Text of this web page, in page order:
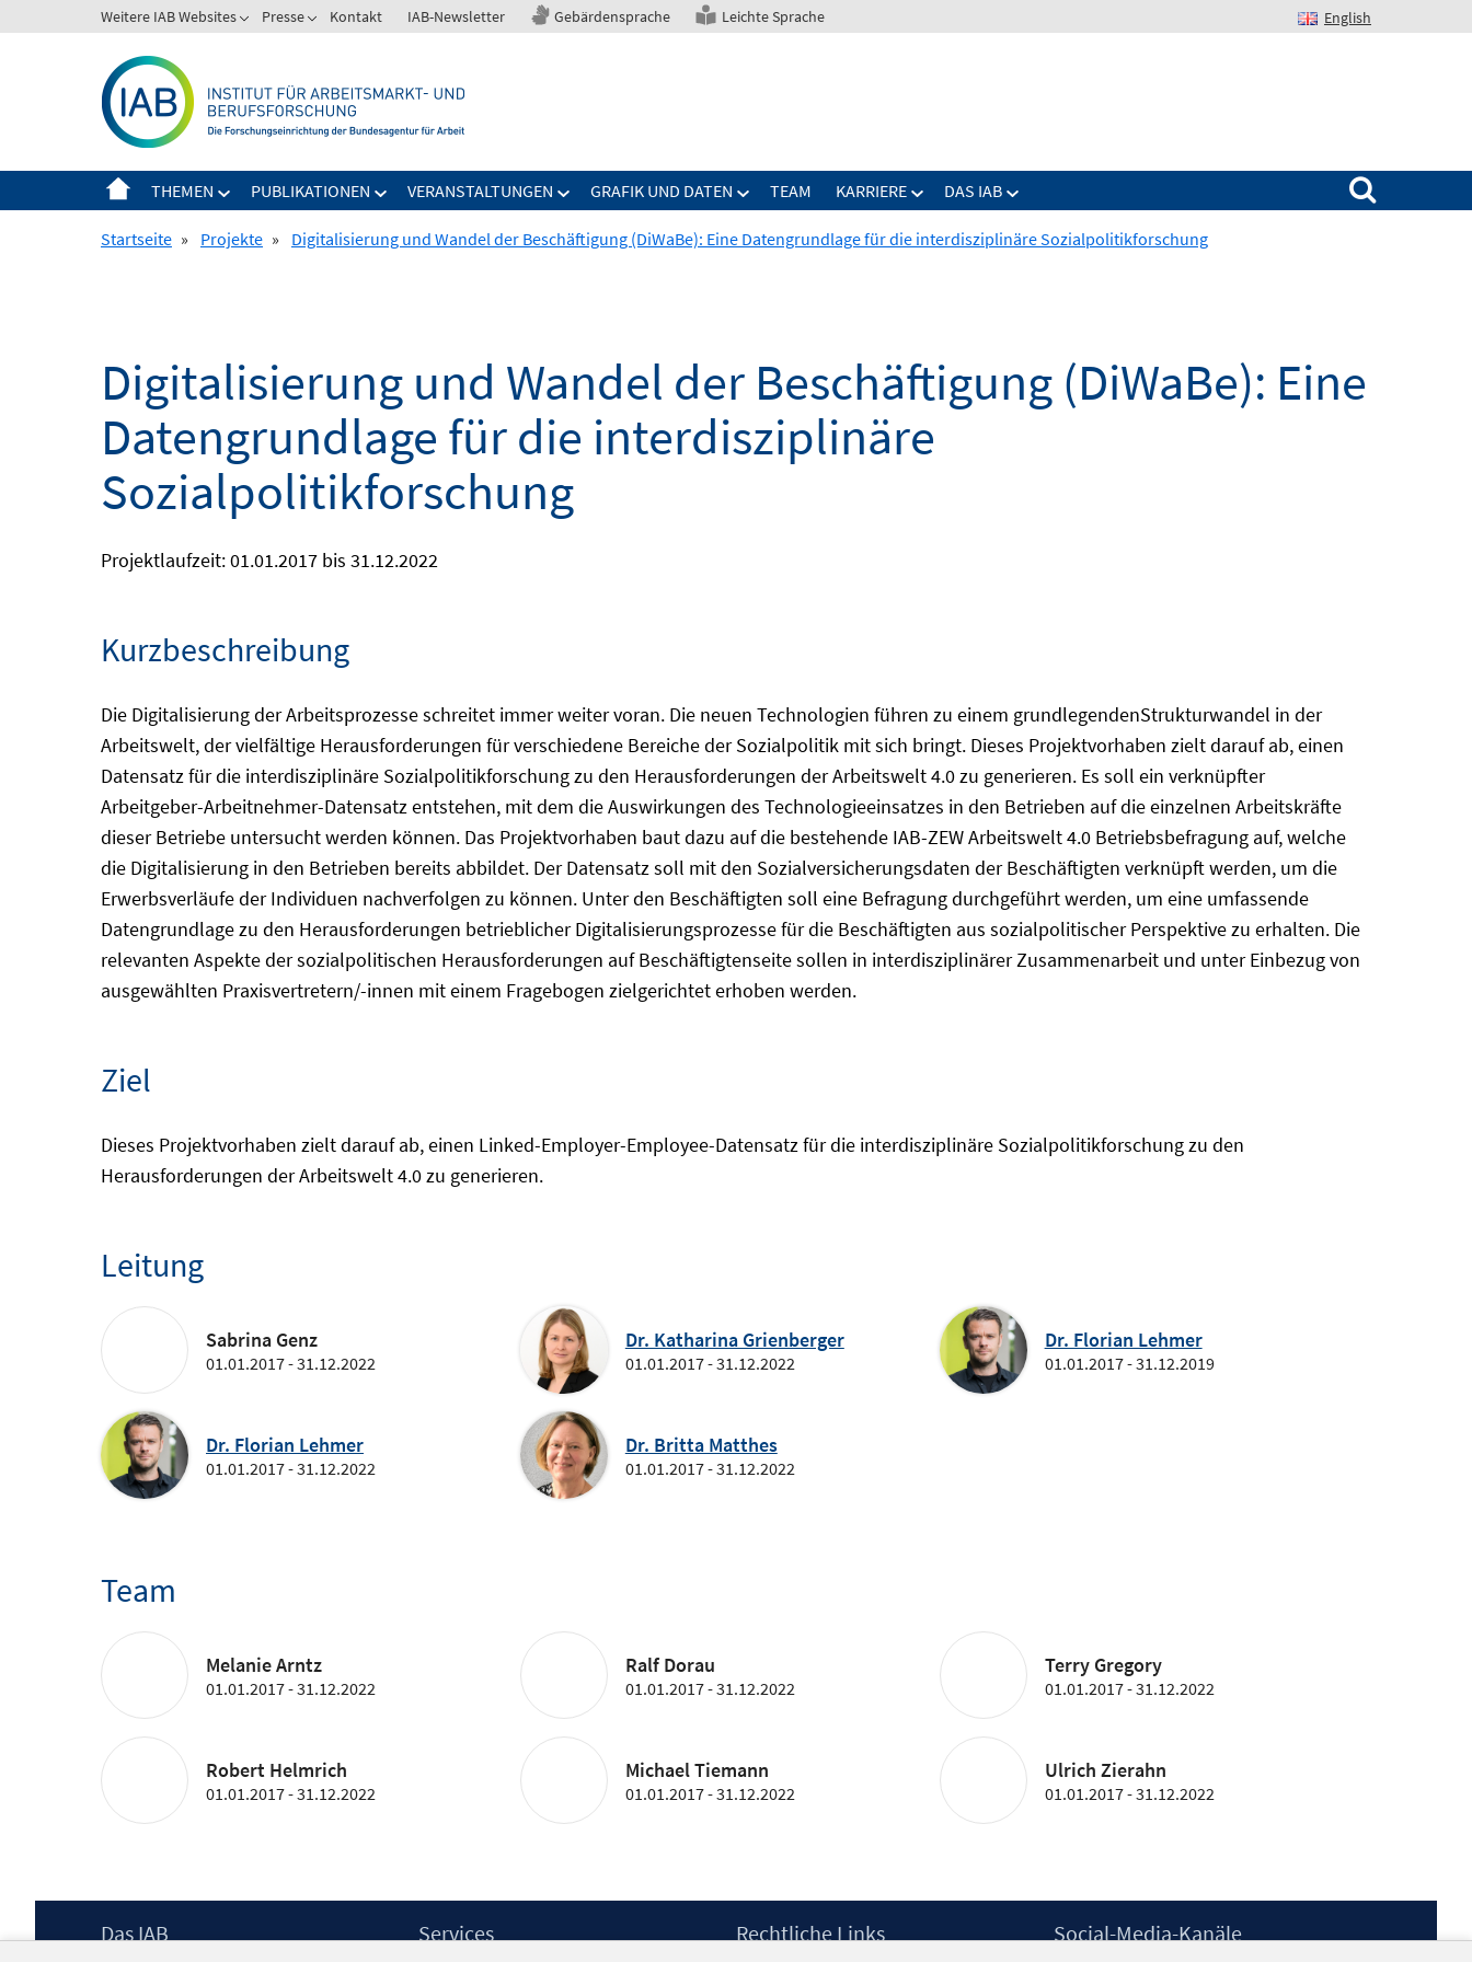
zum
Weitere IAB Websites Presse Kontakt IAB-Newsletter Gebärdensprache Leichte Sprache English
THEMEN PUBLIKATIONEN VERANSTALTUNGEN GRAFIK UND DATEN TEAM KARRIERE DAS IAB
Suchen nach:
Startseite » Projekte » Digitalisierung und Wandel der Beschäftigung (DiWaBe): Eine Datengrundlage für die interdisziplinäre Sozialpolitikforschung
Digitalisierung und Wandel der Beschäftigung (DiWaBe): Eine
Datengrundlage für die interdisziplinäre
Sozialpolitikforschung
Projektlaufzeit: 01.01.2017 bis 31.12.2022
Kurzbeschreibung
Die Digitalisierung der Arbeitsprozesse schreitet immer weiter voran. Die neuen Technologien führen zu einem grundlegendenStrukturwandel in der
Arbeitswelt, der vielfältige Herausforderungen für verschiedene Bereiche der Sozialpolitik mit sich bringt. Dieses Projektvorhaben zielt darauf ab, einen
Datensatz für die interdisziplinäre Sozialpolitikforschung zu den Herausforderungen der Arbeitswelt 4.0 zu generieren. Es soll ein verknüpfter
Arbeitgeber-Arbeitnehmer-Datensatz entstehen, mit dem die Auswirkungen des Technologieeinsatzes in den Betrieben auf die einzelnen Arbeitskräfte
dieser Betriebe untersucht werden können. Das Projektvorhaben baut dazu auf die bestehende IAB-ZEW Arbeitswelt 4.0 Betriebsbefragung auf, welche
die Digitalisierung in den Betrieben bereits abbildet. Der Datensatz soll mit den Sozialversicherungsdaten der Beschäftigten verknüpft werden, um die
Erwerbsverläufe der Individuen nachverfolgen zu können. Unter den Beschäftigten soll eine Befragung durchgeführt werden, um eine umfassende
Datengrundlage zu den Herausforderungen betrieblicher Digitalisierungsprozesse für die Beschäftigten aus sozialpolitischer Perspektive zu erhalten. Die
relevanten Aspekte der sozialpolitischen Herausforderungen auf Beschäftigtenseite sollen in interdisziplinärer Zusammenarbeit und unter Einbezug von
ausgewählten Praxisvertretern/-innen mit einem Fragebogen zielgerichtet erhoben werden.
Ziel
Dieses Projektvorhaben zielt darauf ab, einen Linked-Employer-Employee-Datensatz für die interdisziplinäre Sozialpolitikforschung zu den
Herausforderungen der Arbeitswelt 4.0 zu generieren.
Leitung
Sabrina Genz
01.01.2017 - 31.12.2022
Dr. Katharina Grienberger
01.01.2017 - 31.12.2022
Dr. Florian Lehmer
01.01.2017 - 31.12.2019
Dr. Florian Lehmer
01.01.2017 - 31.12.2022
Dr. Britta Matthes
01.01.2017 - 31.12.2022
Team
Melanie Arntz
01.01.2017 - 31.12.2022
Ralf Dorau
01.01.2017 - 31.12.2022
Terry Gregory
01.01.2017 - 31.12.2022
Robert Helmrich
01.01.2017 - 31.12.2022
Michael Tiemann
01.01.2017 - 31.12.2022
Ulrich Zierahn
01.01.2017 - 31.12.2022
Footer
Das IAB Services Rechtliche Links Social-Media-Kanäle